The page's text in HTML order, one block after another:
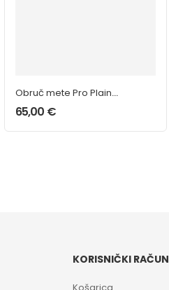
Obruč mete Pro Plain
blue
65,00 €
KORISNIČKI RAČUN